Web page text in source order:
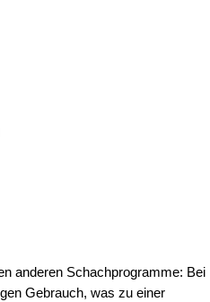
anderen Schachprogramme: Bei
Gebrauch, was zu einer